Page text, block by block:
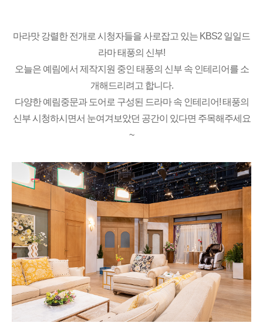
마라맛 강렬한 전개로 시청자들을 사로잡고 있는 KBS2 일일드
라마 태풍의 신부!
오늘은 예림에서 제작지원 중인 태풍의 신부 속 인테리어를 소
개해드리려고 합니다.
다양한 예림중문과 도어로 구성된 드라마 속 인테리어! 태풍의
신부 시청하시면서 눈여겨보았던 공간이 있다면 주목해주세요
~